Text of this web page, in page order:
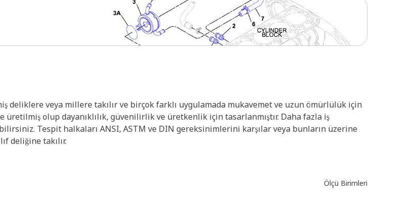
deliklere veya millere takılır ve birçok farklı uygulamada mukavemet ve uzun ömürlülük için
olup dayanıklılık, güvenilirlik ve üretkenlik için tasarlanmıştır. Daha fazla iş
Tespit halkaları ANSI, ASTM ve DIN gereksinimlerini karşılar veya bunların üzerine
deliğine takılır.
Ölçü Birimleri